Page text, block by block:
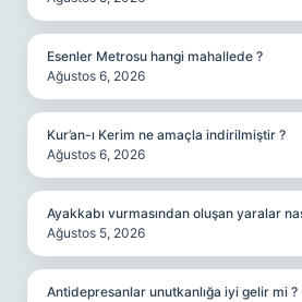
Esenler Metrosu hangi mahallede ?
Ağustos 6, 2026
Kur’an-ı Kerim ne amaçla indirilmiştir ?
Ağustos 6, 2026
Ayakkabı vurmasından oluşan yaralar
Ağustos 5, 2026
Antidepresanlar unutkanlığa iyi gelir mi ?